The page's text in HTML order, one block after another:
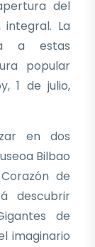
del
La
a estas
popular
1 de julio,
en dos
Bilbao
de
descubrir
de
imaginario